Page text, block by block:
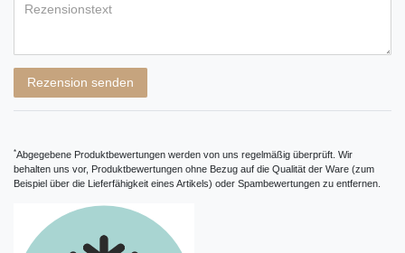
Rezension senden
*Abgegebene Produktbewertungen werden von uns regelmäßig überprüft. Wir
behalten uns vor, Produktbewertungen ohne Bezug auf die Qualität der Ware (zum
Beispiel über die Lieferfähigkeit eines Artikels) oder Spambewertungen zu entfernen.